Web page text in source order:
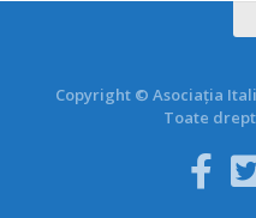
Copyright © Asociația
Toate